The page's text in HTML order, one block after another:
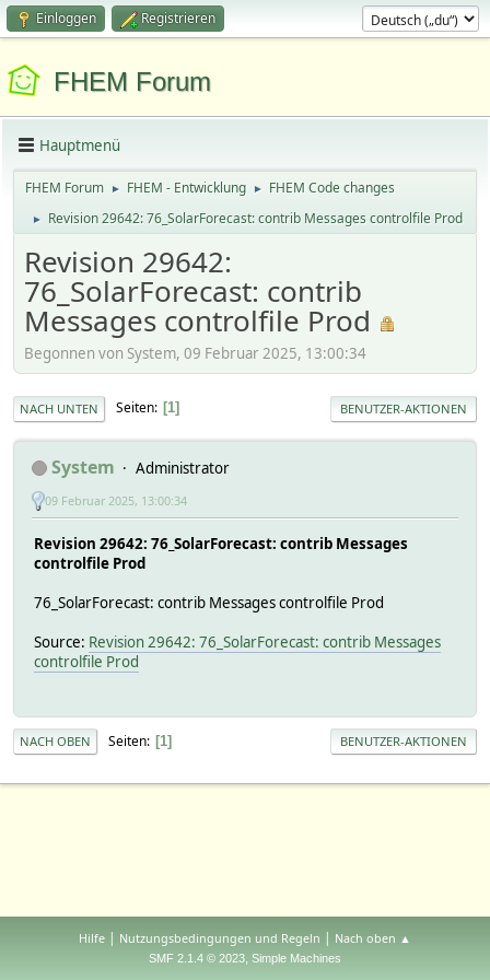
Einloggen Registrieren
FHEM Forum
Hauptmenü
FHEM Forum ► FHEM - Entwicklung ► FHEM Code changes
► Revision 29642: 76_SolarForecast: contrib Messages controlfile Prod
Revision 29642:
76_SolarForecast: contrib
Messages controlfile Prod
Begonnen von System, 09 Februar 2025, 13:00:34
NACH UNTEN Seiten 1 BENUTZER-AKTIONEN
System Administrator
09 Februar 2025, 13:00:34
Revision 29642: 76_SolarForecast: contrib Messages
controlfile Prod
76_SolarForecast: contrib Messages controlfile Prod
Source: Revision 29642: 76_SolarForecast: contrib Messages
controlfile Prod
NACH OBEN Seiten 1 BENUTZER-AKTIONEN
Hilfe | Nutzungsbedingungen und Regeln | Nach oben ▲
SMF 2.1.4 © 2023, Simple Machines